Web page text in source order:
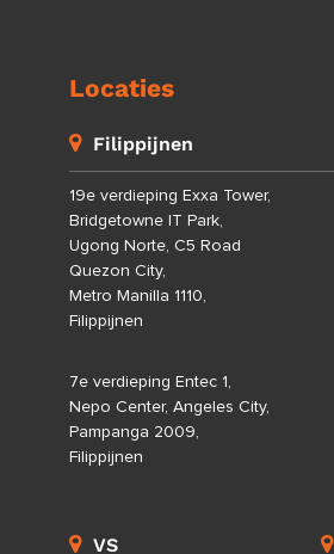
Locaties
Filippijnen
19e verdieping Exxa Tower,
Bridgetowne IT Park,
Ugong Norte, C5 Road
Quezon City,
Metro Manilla 1110,
Filippijnen
7e verdieping Entec 1,
Nepo Center, Angeles City,
Pampanga 2009,
Filippijnen
VS